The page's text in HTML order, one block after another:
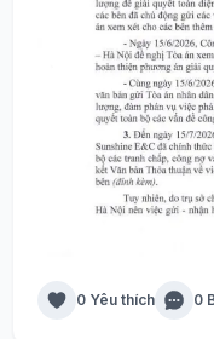
0 Yêu thích 0